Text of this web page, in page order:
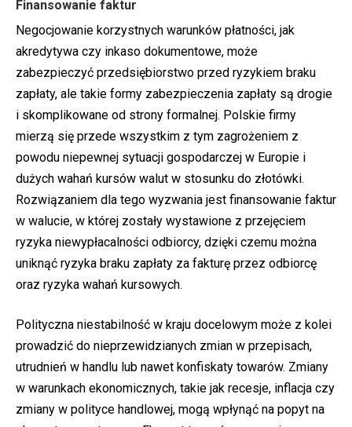
Finansowanie faktur
Negocjowanie korzystnych warunków płatności, jak
akredytywa czy inkaso dokumentowe, może
zabezpieczyć przedsiębiorstwo przed ryzykiem braku
zapłaty, ale takie formy zabezpieczenia zapłaty są drogie
i skomplikowane od strony formalnej. Polskie firmy
mierzą się przede wszystkim z tym zagrożeniem z
powodu niepewnej sytuacji gospodarczej w Europie i
dużych wahań kursów walut w stosunku do złotówki.
Rozwiązaniem dla tego wyzwania jest finansowanie faktur
w walucie, w której zostały wystawione z przejęciem
ryzyka niewypłacalności odbiorcy, dzięki czemu można
uniknąć ryzyka braku zapłaty za fakturę przez odbiorcę
oraz ryzyka wahań kursowych.
Polityczna niestabilność w kraju docelowym może z kolei
prowadzić do nieprzewidzianych zmian w przepisach,
utrudnień w handlu lub nawet konfiskaty towarów. Zmiany
w warunkach ekonomicznych, takie jak recesje, inflacja czy
zmiany w polityce handlowej, mogą wpłynąć na popyt na